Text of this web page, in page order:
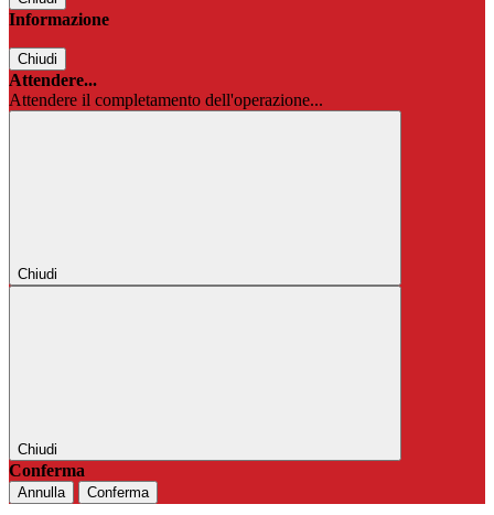
Informazione
Chiudi
Attendere...
Attendere il completamento dell'operazione...
Chiudi
Chiudi
Conferma
Annulla Conferma